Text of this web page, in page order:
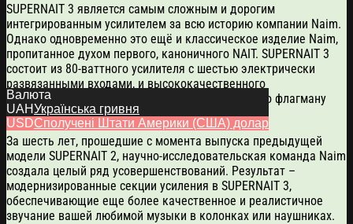
SUPERNAIT 3 является самым сложным и дорогим
интегрированным усилителем за всю историю компании Naim.
Однако одновременно это ещё и классическое изделие Naim,
пропитанное духом первого, каноничного NAIT. SUPERNAIT 3
состоит из 80-ваттного усилителя с шестью электрически
развязанными входами, и высококачественного
предварительного усилителя класса А, подобного флагману
Naim NAC552.
За шесть лет, прошедшие с момента выпуска предыдущей
модели SUPERNAIT 2, научно-исследовательская команда Naim
создала целый ряд усовершенствований. Результат –
модернизированные секции усиления в SUPERNAIT 3,
обеспечивающие еще более качественное и реалистичное
звучание вашей любимой музыки в колонках или наушниках.
Валюта
UAHУкраїнська гривня
USDСполучені Штати Америки (США) долар